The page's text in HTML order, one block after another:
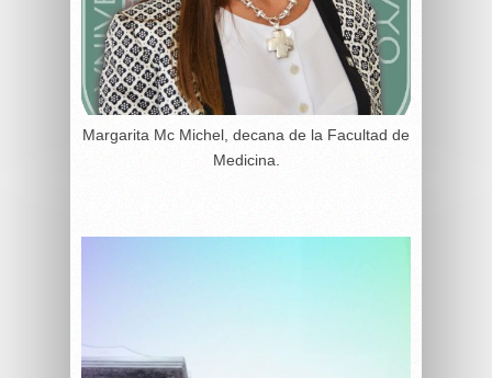
Margarita Mc Michel, decana de la Facultad de
Medicina.